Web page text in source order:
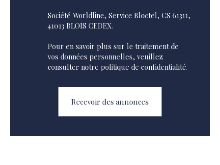
Société Worldline, Service Bloctel, CS 61311,
41013 BLOIS CEDEX.
Pour en savoir plus sur le traitement de
vos données personnelles, veuillez
consulter notre politique de confidentialité.
Recevoir des annonces